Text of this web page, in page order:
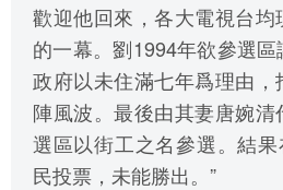
歡迎他回來，各大電視台
的一幕。劉1994年欲參選
政府以未住滿七年爲理由
陣風波。最後由其妻唐婉
選區以街工之名參選。結
民投票，未能勝出。”